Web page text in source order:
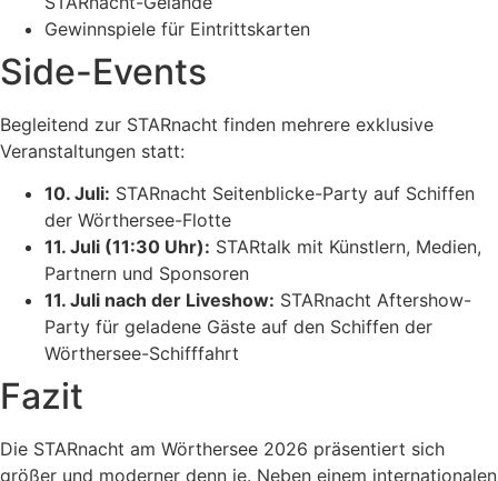
Gewinnspiele für Eintrittskarten
Side-Events
Begleitend zur STARnacht finden mehrere exklusive
Veranstaltungen statt:
10. Juli: STARnacht Seitenblicke-Party auf Schiffen
der Wörthersee-Flotte
11. Juli (11:30 Uhr): STARtalk mit Künstlern, Medien,
Partnern und Sponsoren
11. Juli nach der Liveshow: STARnacht Aftershow-
Party für geladene Gäste auf den Schiffen der
Wörthersee-Schifffahrt
Fazit
Die STARnacht am Wörthersee 2026 präsentiert sich
größer und moderner denn je. Neben einem internationalen